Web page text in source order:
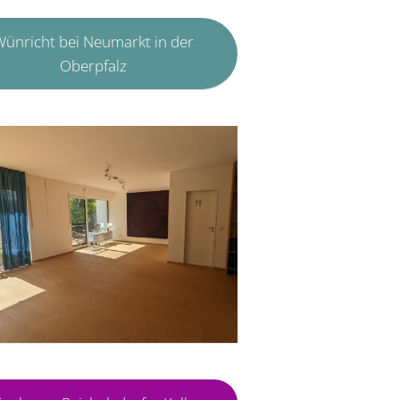
bei Neumarkt in der
Oberpfalz